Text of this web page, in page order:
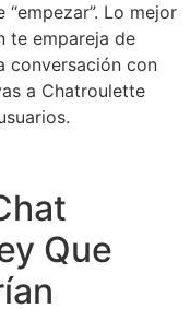
Lo mejor
te empareja de
conversación con
a Chatroulette
Que